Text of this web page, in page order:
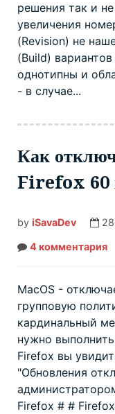
решения так и
увеличения
(Revision) не
(Build)
однотипны и
- в случае...
Как
Firefox 60
by iSavaDev
4 комментария
MacOS -
групповую
кардинальный
нужно
Firefox вы
"Обновления
Firefox # #